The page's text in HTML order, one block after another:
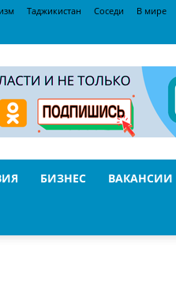
Таджикистан Соседи В мире
БИЗНЕС ВАКАНСИИ